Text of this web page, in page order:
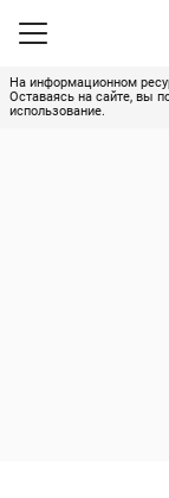
На информационном
Оставаясь на сайте, вы
использование.